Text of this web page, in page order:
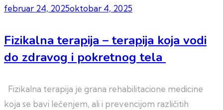
februar 24, 2025oktobar 4, 2025
Fizikalna terapija – terapija koja vodi
do zdravog i pokretnog tela
Fizikalna terapija je grana rehabilitacione medicine
koja se bavi lečenjem, ali i prevencijom različitih